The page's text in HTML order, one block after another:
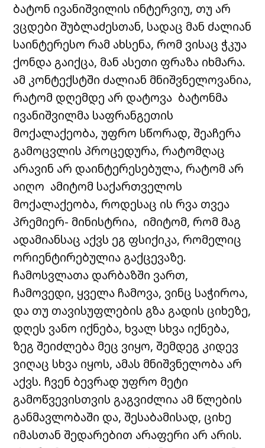
ბატონ ივანიშვილის ინტერვიუ, თუ არ
ვცდები შუბლაძესთან, სადაც მან ძალიან
საინტერესო რამ ახსენა, რომ ვისაც ჭკუა
ქონდა გაიქცა, მან ასეთი ფრაზა იხმარა.
ამ კონტექსტში ძალიან მნიშვნელოვანია,
რატომ დღემდე არ დატოვა ბატონმა
ივანიშვილმა საფრანგეთის
მოქალაქეობა, უფრო სწორად, შეაჩერა
გამოცვლის პროცედურა, რატომღაც
არავინ არ დაინტერესებულა, რატომ არ
აიღო ამიტომ საქართველოს
მოქალაქეობა, როდესაც ის რვა თვეა
პრემიერ- მინისტრია, იმიტომ, რომ მაგ
ადამიანსაც აქვს ეგ ფსიქიკა, რომელიც
ორიენტირებულია გაქცევაზე.
ჩამოსვლათა დარბაზში ვართ,
ჩამოვედი, ყველა ჩამოვა, ვინც საჭიროა,
და თუ თავისუფლების გზა გადის ციხეზე,
დღეს ვანო იქნება, ხვალ სხვა იქნება,
ზეგ შეიძლება მეც ვიყო, შემდეგ კიდევ
ვიღაც სხვა იყოს, ამას მნიშვნელობა არ
აქვს. ჩვენ ბევრად უფრო მეტი
გამოწვევისთვის გაგვიძლია ამ წლების
განმავლობაში და, შესაბამისად, ციხე
იმასთან შედარებით არაფერი არ არის.